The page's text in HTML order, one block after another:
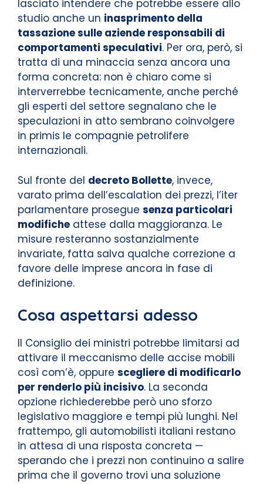
lasciato intendere che potrebbe essere allo
studio anche un inasprimento della
tassazione sulle aziende responsabili di
comportamenti speculativi. Per ora, però, si
tratta di una minaccia senza ancora una
forma concreta: non è chiaro come si
interverrebbe tecnicamente, anche perché
gli esperti del settore segnalano che le
speculazioni in atto sembrano coinvolgere
in primis le compagnie petrolifere
internazionali.
Sul fronte del decreto Bollette, invece,
varato prima dell’escalation dei prezzi, l’iter
parlamentare prosegue senza particolari
modifiche attese dalla maggioranza. Le
misure resteranno sostanzialmente
invariate, fatta salva qualche correzione a
favore delle imprese ancora in fase di
definizione.
Cosa aspettarsi adesso
Il Consiglio dei ministri potrebbe limitarsi ad
attivare il meccanismo delle accise mobili
così com’è, oppure scegliere di modificarlo
per renderlo più incisivo. La seconda
opzione richiederebbe però uno sforzo
legislativo maggiore e tempi più lunghi. Nel
frattempo, gli automobilisti italiani restano
in attesa di una risposta concreta —
sperando che i prezzi non continuino a salire
prima che il governo trovi una soluzione